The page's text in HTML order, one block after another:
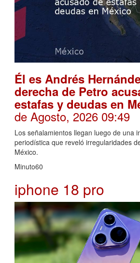
Él es Andrés
derecha de Petro
estafas y deudas en
de Agosto, 2026 09:49
Los señalamientos llegan luego de una
periodística que reveló irregularidades
México.
Minuto60
iphone 18 pro